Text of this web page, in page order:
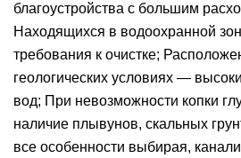
благоустройства с большим
Находящихся в водоохранной
требования к очистке;
геологических условиях —
вод; При невозможности копки
наличие плывунов, скальных
все особенности выбирая,